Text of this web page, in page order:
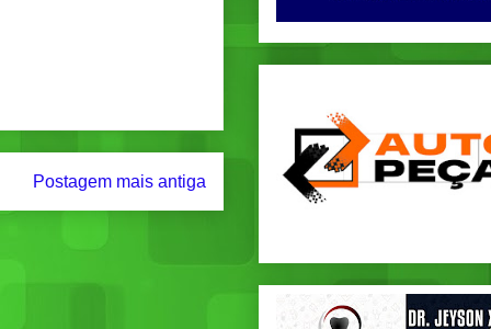
Postagem mais antiga